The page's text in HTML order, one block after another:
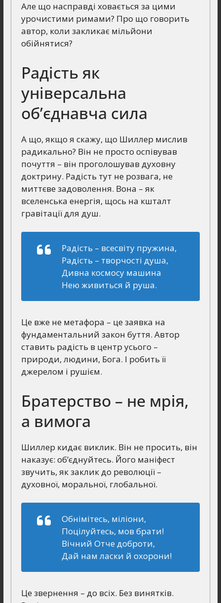
Але що насправді ховається за цими
урочистими римами? Про що говорить
автор, коли закликає мільйони
обійнятися?
Радість як
універсальна
об’єднавча сила
А що, якщо я скажу, що Шиллер мислив
радикально? Він не просто оспівував
почуття – він проголошував духовну
доктрину. Радість тут не розвага, не
миттєве задоволення. Вона – як
вселенська енергія, щось на кшталт
гравітації для душ.
Радість – всесвіту пружина,
Радість – творчості душа,
Дивна космосу машина
Нею живиться й руша.
Це вже не метафора – це заявка на
фундаментальний закон буття. Автор
ставить радість в центр усього –
природи, людини, Бога. І робить її
джерелом і рушієм.
Братерство – не мрія,
а вимога
Шиллер кидає виклик. Він не просить, він
наказує: об’єднуйтесь. Його маніфест
звучить, як заклик до революції –
духовної, моральної, глобальної.
Обнімітесь, міліони,
Поцілуйтесь, мов брати!
Вічний Отче доброти,
Дай нам ласки й охорони!
Це звернення – до всіх. Без винятків.